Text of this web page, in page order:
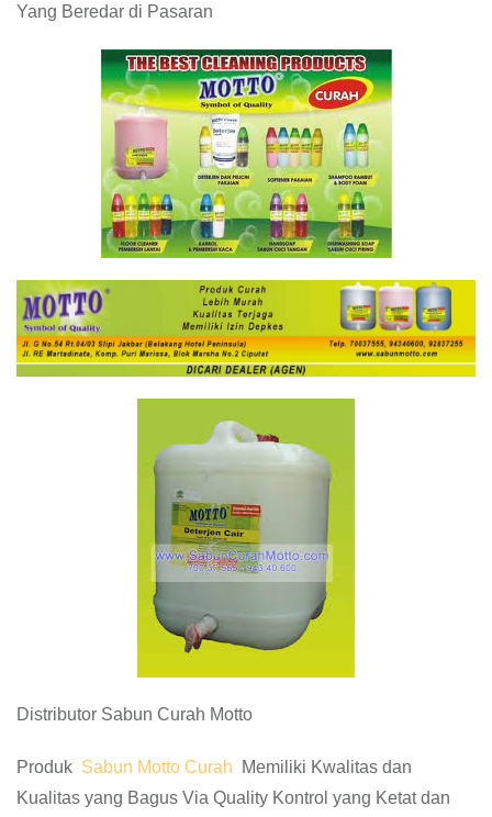
Yang Beredar di Pasaran
Distributor Sabun Curah Motto
Produk Sabun Motto Curah
Memiliki Kwalitas dan
Kualitas yang Bagus Via Quality Kontrol yang Ketat dan